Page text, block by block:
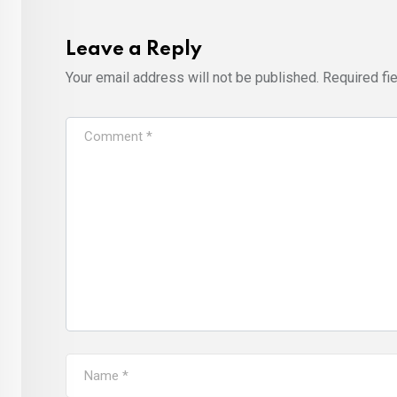
Leave a Reply
Your email address will not be published. Required